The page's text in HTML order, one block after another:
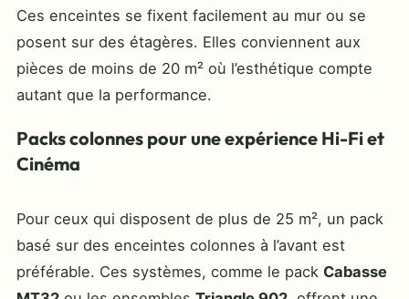
Ces enceintes se fixent facilement au mur ou se
posent sur des étagères. Elles conviennent aux
pièces de moins de 20 m² où l’esthétique compte
autant que la performance.
Packs colonnes pour une expérience Hi-Fi et
Cinéma
Pour ceux qui disposent de plus de 25 m², un pack
basé sur des enceintes colonnes à l’avant est
préférable. Ces systèmes, comme le pack Cabasse